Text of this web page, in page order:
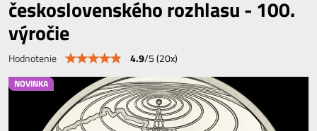
NOVINKA
československého rozhlasu - 100.
výročie
Hodnotenie 4.9/5(20x)